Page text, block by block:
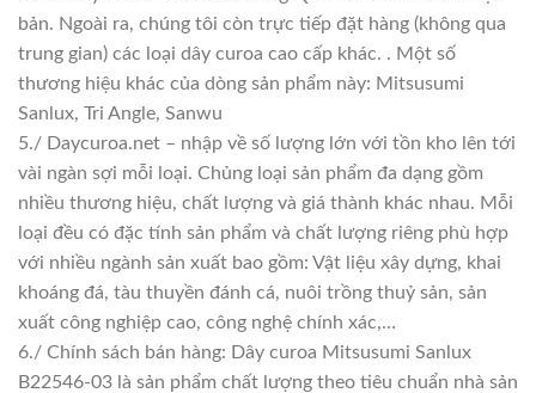
bản. Ngoài ra, chúng tôi còn trực tiếp đặt hàng (không qua
trung gian) các loại dây curoa cao cấp khác. . Một số
thương hiệu khác của dòng sản phẩm này: Mitsusumi
Sanlux, Tri Angle, Sanwu
5./ Daycuroa.net – nhập về số lượng lớn với tồn kho lên tới
vài ngàn sợi mỗi loại. Chủng loại sản phẩm đa dạng gồm
nhiều thương hiệu, chất lượng và giá thành khác nhau. Mỗi
loại đều có đặc tính sản phẩm và chất lượng riêng phù hợp
với nhiều ngành sản xuất bao gồm: Vật liệu xây dựng, khai
khoáng đá, tàu thuyền đánh cá, nuôi trồng thuỷ sản, sản
xuất công nghiệp cao, công nghệ chính xác,…
6./ Chính sách bán hàng: Dây curoa Mitsusumi Sanlux
B22546-03 là sản phẩm chất lượng theo tiêu chuẩn nhà sản